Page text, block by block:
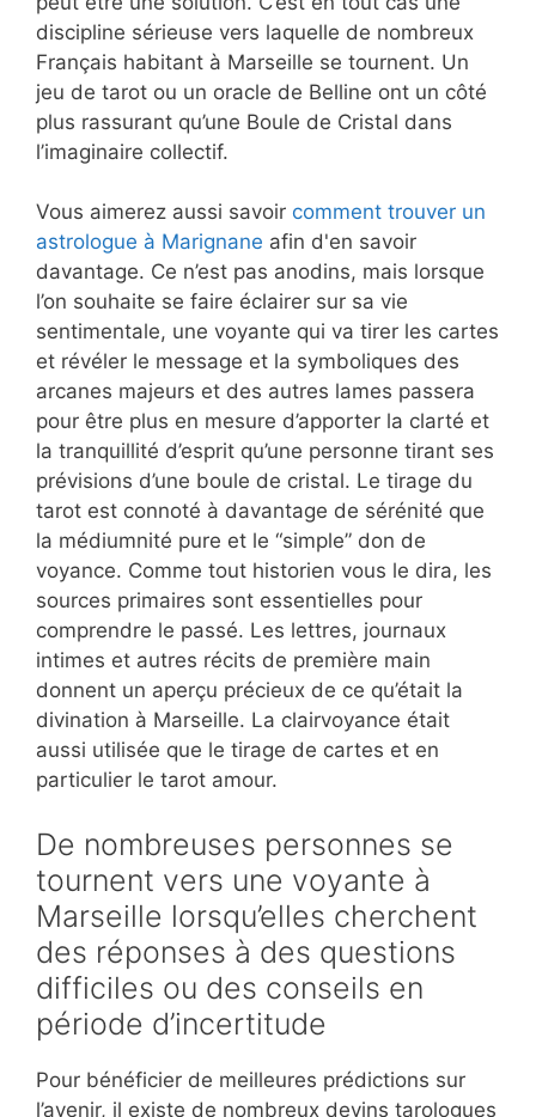
discipline sérieuse vers laquelle de nombreux
Français habitant à Marseille se tournent. Un
jeu de tarot ou un oracle de Belline ont un côté
plus rassurant qu’une Boule de Cristal dans
l’imaginaire collectif.
Vous aimerez aussi savoir comment trouver un
astrologue à Marignane afin d'en savoir
davantage. Ce n’est pas anodins, mais lorsque
l’on souhaite se faire éclairer sur sa vie
sentimentale, une voyante qui va tirer les cartes
et révéler le message et la symboliques des
arcanes majeurs et des autres lames passera
pour être plus en mesure d’apporter la clarté et
la tranquillité d’esprit qu’une personne tirant ses
prévisions d’une boule de cristal. Le tirage du
tarot est connoté à davantage de sérénité que
la médiumnité pure et le “simple” don de
voyance. Comme tout historien vous le dira, les
sources primaires sont essentielles pour
comprendre le passé. Les lettres, journaux
intimes et autres récits de première main
donnent un aperçu précieux de ce qu’était la
divination à Marseille. La clairvoyance était
aussi utilisée que le tirage de cartes et en
particulier le tarot amour.
De nombreuses personnes se
tournent vers une voyante à
Marseille lorsqu’elles cherchent
des réponses à des questions
difficiles ou des conseils en
période d’incertitude
Pour bénéficier de meilleures prédictions sur
l’avenir, il existe de nombreux devins tarologues